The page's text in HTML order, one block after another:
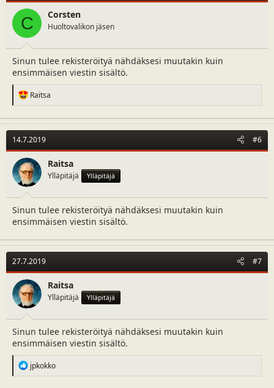
C Corsten
Huoltovalikon jäsen
Sinun tulee rekisteröityä nähdäksesi muutakin kuin
ensimmäisen viestin sisältö.
R
e
c
t
i
o
n
s
:
Raitsa
14.7.2019 #6
Raitsa
Ylläpitäjä Ylläpitäjä
Sinun tulee rekisteröityä nähdäksesi muutakin kuin
ensimmäisen viestin sisältö.
27.7.2019 #7
Raitsa
Ylläpitäjä Ylläpitäjä
Sinun tulee rekisteröityä nähdäksesi muutakin kuin
ensimmäisen viestin sisältö.
R
e
jpkokko